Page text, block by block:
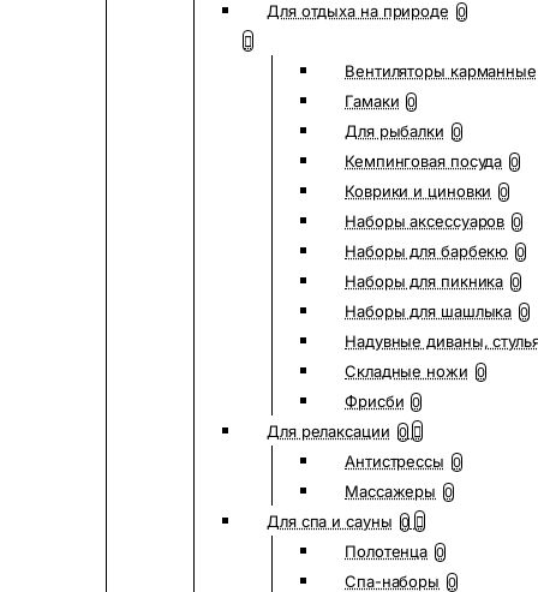
Для отдыха на природе 0
Вентиляторы карманные
Гамаки 0
Для рыбалки 0
Кемпинговая посуда 0
Коврики и циновки 0
Наборы аксессуаров 0
Наборы для барбекю 0
Наборы для пикника 0
Наборы для шашлыка 0
Надувные диваны,
Складные ножи 0
Фрисби 0
Для релаксации 0
Антистрессы 0
Массажеры 0
Для спа и сауны 0
Полотенца 0
Спа-наборы 0